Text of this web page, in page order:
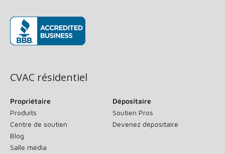
CVAC résidentiel
Propriétaire
Produits
Centre de soutien
Blog
Salle média
Dépositaire
Soutien Pros
Devenez dépositaire